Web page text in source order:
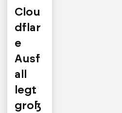
Clou
dflar
e
Ausf
all
legt
groß